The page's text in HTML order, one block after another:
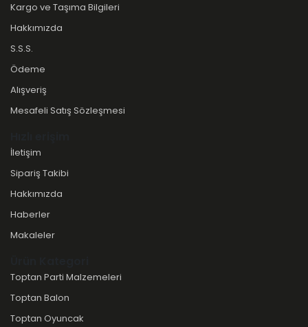
Kargo ve Taşıma Bilgileri
Hakkımızda
S.S.S.
Ödeme
Alışveriş
Mesafeli Satış Sözleşmesi
İletişim
Sipariş Takibi
Hakkımızda
Haberler
Makaleler
Toptan Parti Malzemeleri
Toptan Balon
Toptan Oyuncak